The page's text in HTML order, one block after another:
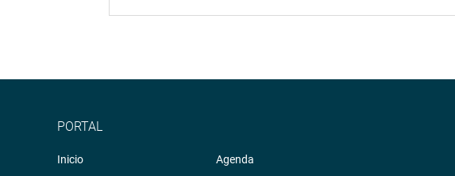
PORTAL
Inicio
Agenda